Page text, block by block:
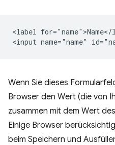
<label
Wenn Sie dieses
Browser den Wert (die von
zusammen mit dem Wert
Einige Browser
beim Speichern und